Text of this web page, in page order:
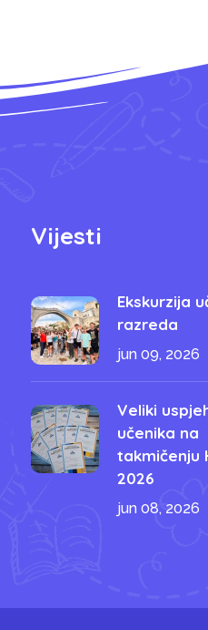
Vijesti
Ekskurzija
razreda
jun 09, 2026
Veliki
učenika na
takmičenju
2026
jun 08, 2026